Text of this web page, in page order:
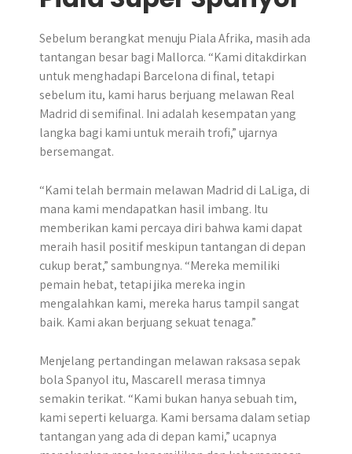
Sebelum berangkat menuju Piala Afrika, masih ada
tantangan besar bagi Mallorca. “Kami ditakdirkan
untuk menghadapi Barcelona di final, tetapi
sebelum itu, kami harus berjuang melawan Real
Madrid di semifinal. Ini adalah kesempatan yang
langka bagi kami untuk meraih trofi,” ujarnya
bersemangat.
“Kami telah bermain melawan Madrid di LaLiga, di
mana kami mendapatkan hasil imbang. Itu
memberikan kami percaya diri bahwa kami dapat
meraih hasil positif meskipun tantangan di depan
cukup berat,” sambungnya. “Mereka memiliki
pemain hebat, tetapi jika mereka ingin
mengalahkan kami, mereka harus tampil sangat
baik. Kami akan berjuang sekuat tenaga.”
Menjelang pertandingan melawan raksasa sepak
bola Spanyol itu, Mascarell merasa timnya
semakin terikat. “Kami bukan hanya sebuah tim,
kami seperti keluarga. Kami bersama dalam setiap
tantangan yang ada di depan kami,” ucapnya